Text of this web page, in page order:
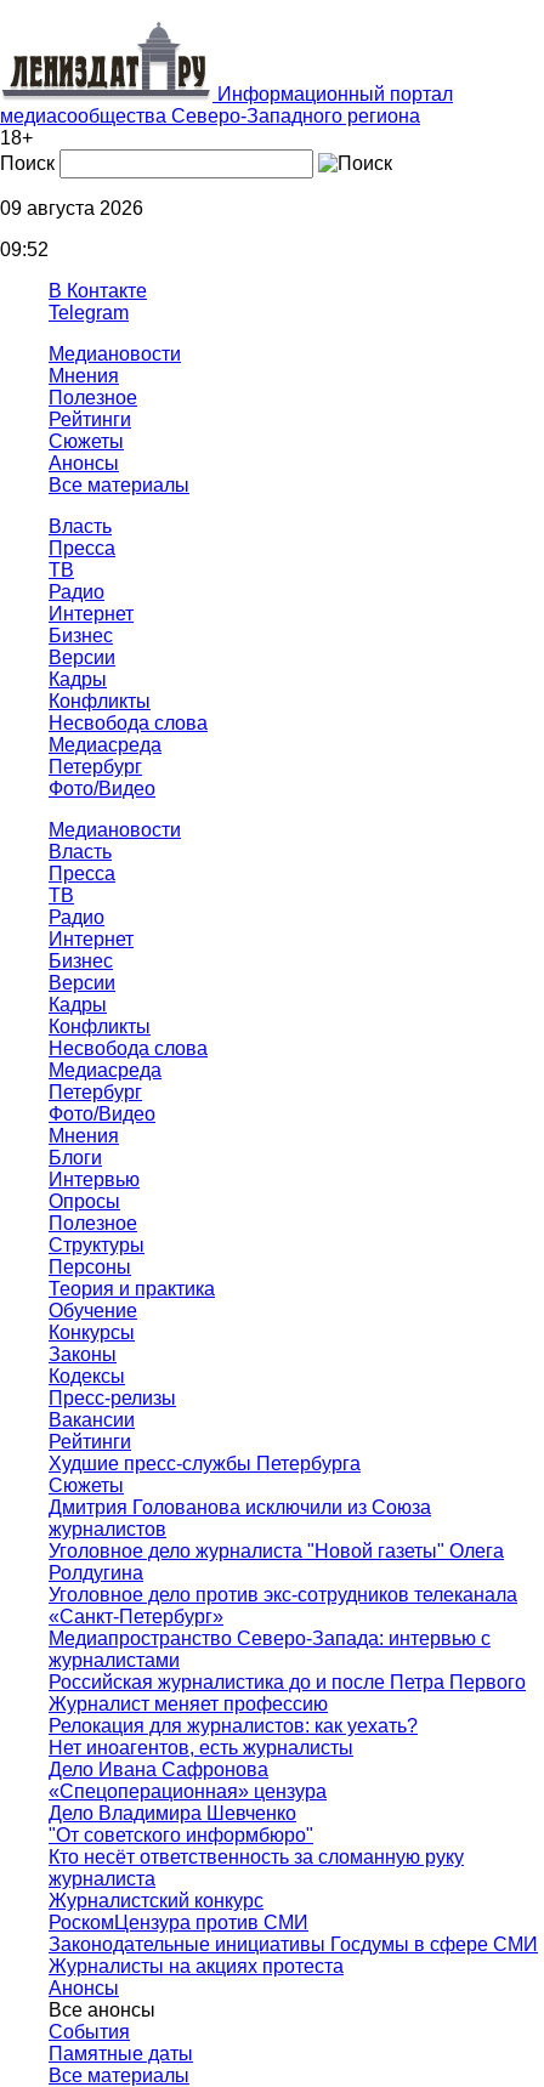
Информационный портал
медиасообщества Северо-Западного региона
18+
Поиск
09 августа 2026
09:52
В Контакте
Telegram
Медиановости
Мнения
Полезное
Рейтинги
Сюжеты
Анонсы
Все материалы
Власть
Пресса
ТВ
Радио
Интернет
Бизнес
Версии
Кадры
Конфликты
Несвобода слова
Медиасреда
Петербург
Фото/Видео
Медиановости
Власть
Пресса
ТВ
Радио
Интернет
Бизнес
Версии
Кадры
Конфликты
Несвобода слова
Медиасреда
Петербург
Фото/Видео
Мнения
Блоги
Интервью
Опросы
Полезное
Структуры
Персоны
Теория и практика
Обучение
Конкурсы
Законы
Кодексы
Пресс-релизы
Вакансии
Рейтинги
Худшие пресс-службы Петербурга
Сюжеты
Дмитрия Голованова исключили из Союза
журналистов
Уголовное дело журналиста "Новой газеты" Олега
Ролдугина
Уголовное дело против экс-сотрудников телеканала
«Санкт-Петербург»
Медиапространство Северо-Запада: интервью с
журналистами
Российская журналистика до и после Петра Первого
Журналист меняет профессию
Релокация для журналистов: как уехать?
Нет иноагентов, есть журналисты
Дело Ивана Сафронова
«Спецоперационная» цензура
Дело Владимира Шевченко
"От советского информбюро"
Кто несёт ответственность за сломанную руку
журналиста
Журналистский конкурс
РоскомЦензура против СМИ
Законодательные инициативы Госдумы в сфере СМИ
Журналисты на акциях протеста
Анонсы
Все анонсы
События
Памятные даты
Все материалы